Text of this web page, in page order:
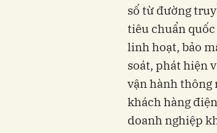
số từ đường
tiêu chuẩn
linh hoạt, bảo
soát, phát hiện
vận hành thông
khách hàng
doanh nghiệp